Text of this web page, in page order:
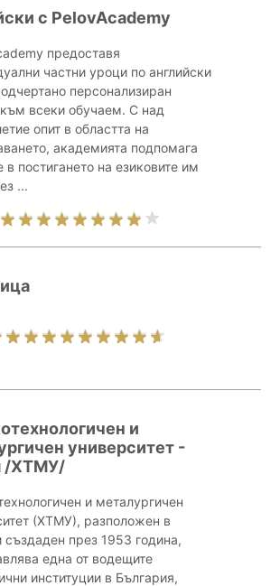
с PelovAcademy
предоставя
частни уроци по английски
персонализиран
всеки обучаем. С над
опит в областта на
академията подпомага
в постигането на езиковите им
...
и
университет -
/ХТМУ/
и металургичен
(ХТМУ), разположен в
създаден през 1953 година,
една от водещите
институции в България,